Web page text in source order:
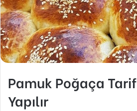
Pamuk Poğaça
Yapılır